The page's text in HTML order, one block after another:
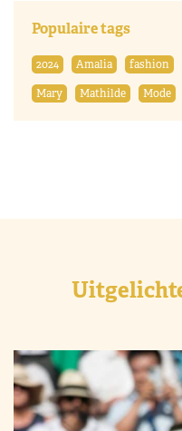
Populaire tags
2024 Amalia fashion
Mary
Mathilde Mode